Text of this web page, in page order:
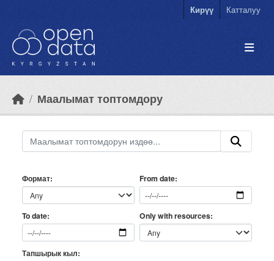
Кирүү Катталуу
Маалымат топтомдору
Формат From date
To date Only with resources
Тапшырык кыл